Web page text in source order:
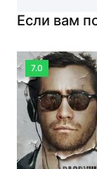
Если вам
7.0